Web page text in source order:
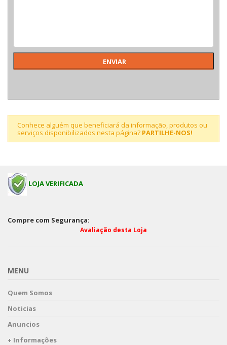
Conhece alguém que beneficiará da informação, produtos ou
serviços disponibilizados nesta página? PARTILHE-NOS!
LOJA VERIFICADA
Compre com Segurança:
Avaliação desta Loja
MENU
Quem Somos
Noticias
Anuncios
+ Informações